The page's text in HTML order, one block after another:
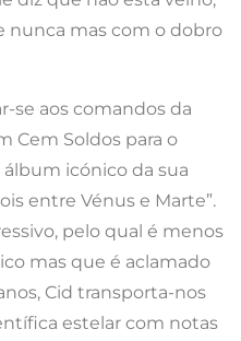
nunca mas com o dobro
se aos comandos da
Cem Soldos para o
icónico da sua
entre Vénus e Marte”.
pelo qual é menos
mas que é aclamado
Cid transporta-nos
estelar com notas